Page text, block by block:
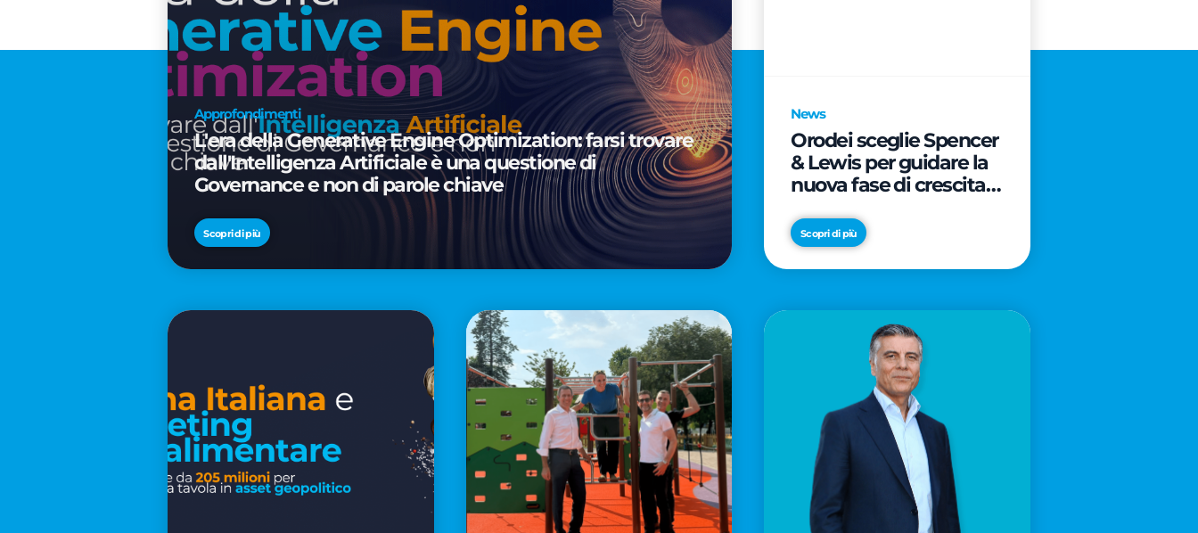
Approfondimenti
L'era della Generative Engine Optimization: farsi trovare
dall'Intelligenza Artificiale è una questione di
Governance e non di parole chiave
Scopri di più
News
Orodei sceglie Spencer
& Lewis per guidare la
nuova fase di crescita e
brand
Scopri di più